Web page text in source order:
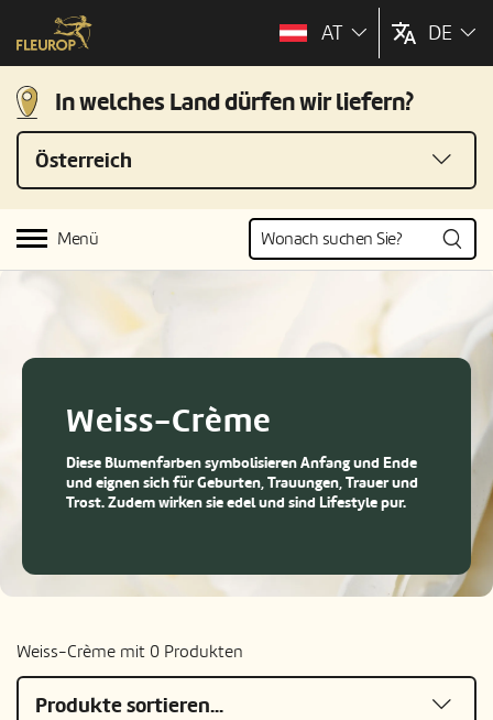
AT DE
In welches Land dürfen wir liefern?
Österreich
Menü
Weiss-Crème
Diese Blumenfarben symbolisieren Anfang und Ende
und eignen sich für Geburten, Trauungen, Trauer und
Trost. Zudem wirken sie edel und sind Lifestyle pur.
Weiss-Crème mit 0 Produkten
Produkte sortieren...